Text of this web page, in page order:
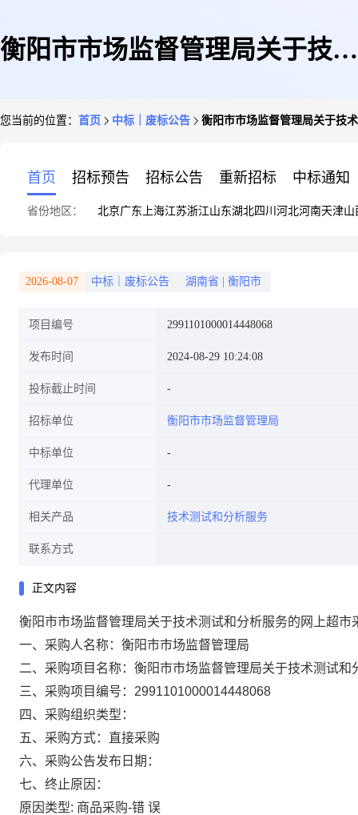
衡阳市市场监督管理局关于技术
您当前的位置： 首页 中标｜废标公告 衡阳市市场监督管理局关于技
首页 招标预告 招标公告 重新招标 中标通知
省份地区： 北京广东 上海江苏浙江山东湖北四川 河北河南天津山
2026-08-07 中标｜废标公告 湖南省 衡阳市
项目编号 2991101000014448068
发布时间 2024-08-29 10:24:08
投标截止时间
招标单位 衡阳市市场监督管理局
中标单位
代理单位
相关产品 技术测试和分析服务
联系方式
正文内容
衡阳市市场监督管理局关于技术测试和分析服务的网上超市
一、采购人名称： 衡阳市市场监督管理局
二、采购项目名称： 衡阳市市场监督管理局关于技术测试和
三、采购项目编号： 2991101000014448068
四、采购组织类型：
五、采购方式： 直接采购
六、采购公告发布日期：
七、终止原因：
原因类型: 商品采购-错 误